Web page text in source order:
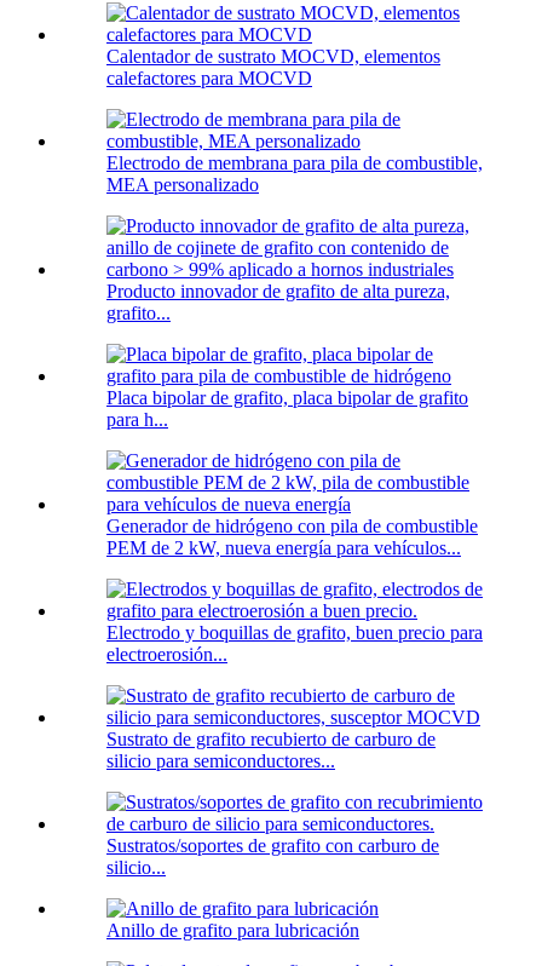
Calentador de sustrato MOCVD, elementos
calefactores para MOCVD
Electrodo de membrana para pila de combustible,
MEA personalizado
Producto innovador de grafito de alta pureza,
grafito...
Placa bipolar de grafito, placa bipolar de grafito
para h...
Generador de hidrógeno con pila de combustible
PEM de 2 kW, nueva energía para vehículos...
Electrodo y boquillas de grafito, buen precio para
electroerosión...
Sustrato de grafito recubierto de carburo de
silicio para semiconductores...
Sustratos/soportes de grafito con carburo de
silicio...
Anillo de grafito para lubricación